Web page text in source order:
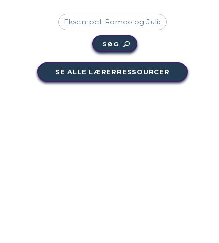
SØG
SE ALLE LÆRERRESSOURCER